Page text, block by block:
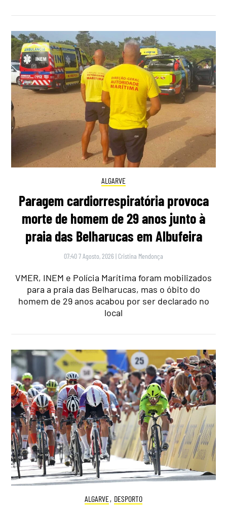
ALGARVE
Paragem cardiorrespiratória provoca
morte de homem de 29 anos junto à
praia das Belharucas em Albufeira
07:40 7 Agosto, 2026 | Cristina Mendonça
VMER, INEM e Polícia Marítima foram mobilizados
para a praia das Belharucas, mas o óbito do
homem de 29 anos acabou por ser declarado no
local
ALGARVE, DESPORTO